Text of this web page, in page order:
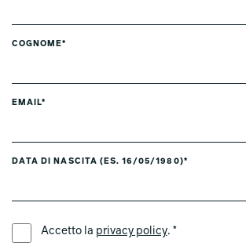
COGNOME*
EMAIL*
DATA DI NASCITA (ES. 16/05/1980)*
Accetto la privacy policy. *